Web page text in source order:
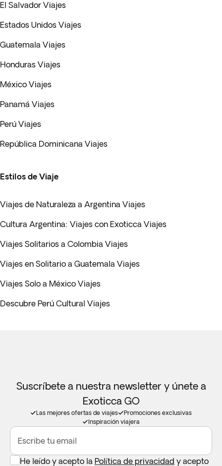
El Salvador Viajes
Estados Unidos Viajes
Guatemala Viajes
Honduras Viajes
México Viajes
Panamá Viajes
Perú Viajes
República Dominicana Viajes
Estilos de Viaje
Viajes de Naturaleza a Argentina Viajes
Cultura Argentina: Viajes con Exoticca Viajes
Viajes Solitarios a Colombia Viajes
Viajes en Solitario a Guatemala Viajes
Viajes Solo a México Viajes
Descubre Perú Cultural Viajes
Suscríbete a nuestra newsletter y únete a
Exoticca GO
Las mejores ofertas de viajes
Promociones exclusivas
Inspiración viajera
Escribe tu email
He leído y acepto la Política de privacidad y acepto